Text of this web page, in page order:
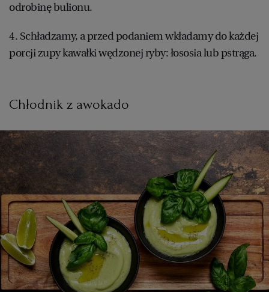
odrobinę bulionu.
4. Schładzamy, a przed podaniem wkładamy do każdej
porcji zupy kawałki wędzonej ryby: łososia lub pstrąga.
Chłodnik z awokado